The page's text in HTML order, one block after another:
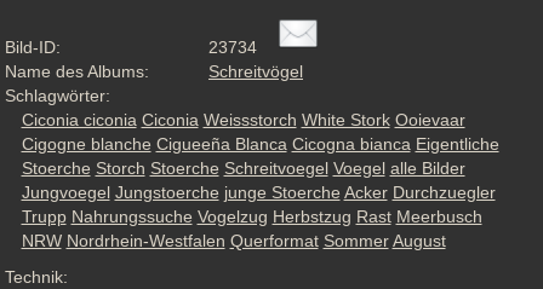
Bild-ID:
23734
Name des Albums:
Schreitvögel
Schlagwörter:
Ciconia ciconia Ciconia Weissstorch White Stork Ooievaar
Cigogne blanche Cigueeña Blanca Cicogna bianca Eigentliche
Stoerche Storch Stoerche Schreitvoegel Voegel alle Bilder
Jungvoegel Jungstoerche junge Stoerche Acker Durchzuegler
Trupp Nahrungssuche Vogelzug Herbstzug Rast Meerbusch
NRW Nordrhein-Westfalen Querformat Sommer August
Technik: